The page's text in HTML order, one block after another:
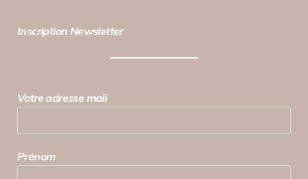
Inscription Newsletter
Votre adresse mail
Prénom